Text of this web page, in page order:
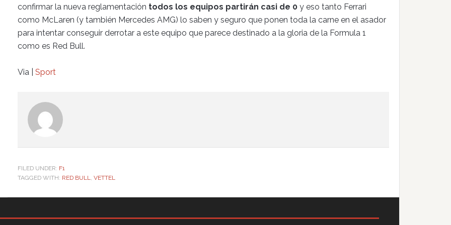
confirmar la nueva reglamentación todos los equipos partirán casi de 0 y eso tanto Ferrari
como McLaren (y también Mercedes AMG) lo saben y seguro que ponen toda la carne en el asador
para intentar conseguir derrotar a este equipo que parece destinado a la gloria de la Formula 1
como es Red Bull.
Via | Sport
FILED UNDER: F1
TAGGED WITH: RED BULL, VETTEL